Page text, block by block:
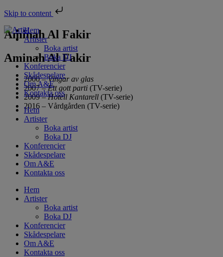
Skip to content
Hem
Artister
Boka artist
Boka DJ
Konferencier
Skådespelare
Om A&E
Kontakta oss
Hem
Artister
Boka artist
Boka DJ
Konferencier
Skådespelare
Om A&E
Kontakta oss
Hem
Artister
Boka artist
Boka DJ
Konferencier
Skådespelare
Om A&E
Kontakta oss
Aminah Al Fakir
Aminah Al Fakir
2000 –Vingar av glas
2007 –Ett gott parti (TV-serie)
2009 –Hotell Kantarell (TV-serie)
2016 – Vårdgården (TV-serie)